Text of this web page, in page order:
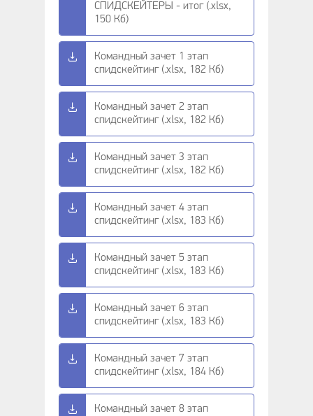
СПИДСКЕЙТЕРЫ - итог (.xlsx,
150 Кб)
Командный зачет 1 этап
спидскейтинг (.xlsx, 182 Кб)
Командный зачет 2 этап
спидскейтинг (.xlsx, 182 Кб)
Командный зачет 3 этап
спидскейтинг (.xlsx, 182 Кб)
Командный зачет 4 этап
спидскейтинг (.xlsx, 183 Кб)
Командный зачет 5 этап
спидскейтинг (.xlsx, 183 Кб)
Командный зачет 6 этап
спидскейтинг (.xlsx, 183 Кб)
Командный зачет 7 этап
спидскейтинг (.xlsx, 184 Кб)
Командный зачет 8 этап